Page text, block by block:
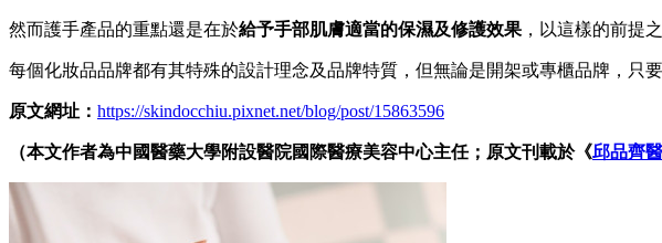
然而護手產品的重點還是在於給予手部肌膚適當的保濕及修護效果 ，以這樣的前提
每個化妝品品牌都有其特殊的設計理念及品牌特質，但無論是開架或專櫃品牌，只
原文網址： https://skindocchiu.pixnet.net/blog/post/15863596
（本文作者為中國醫藥大學附設醫院國際醫療美容中心主任；原文刊載於《邱品齊